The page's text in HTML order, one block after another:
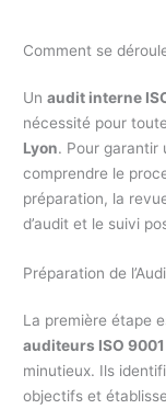
Comment se
Unaudit interne
nécessité pour
Lyon. Pour garantir
comprendre le
préparation, la
d’audit et le suivi
Préparation de
La première étape
auditeurs ISO 9001
minutieux. Ils
objectifs et